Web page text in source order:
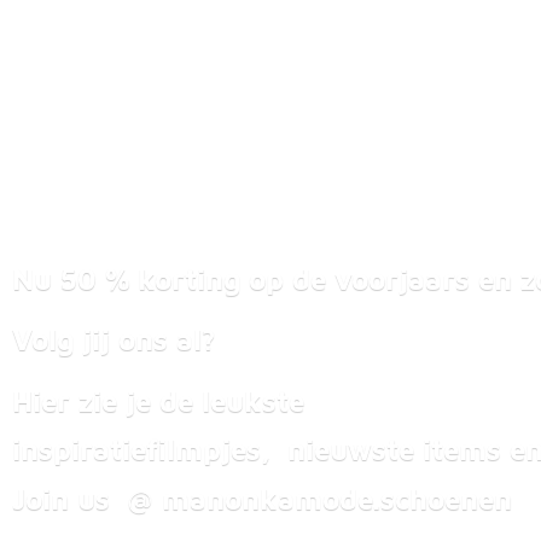
Nu 50 % korting op de voorjaars en
Volg jij ons al?
Hier zie je de leukste
inspiratiefilmpjes, nieuwste items
Join us @ manonkamode.schoenen